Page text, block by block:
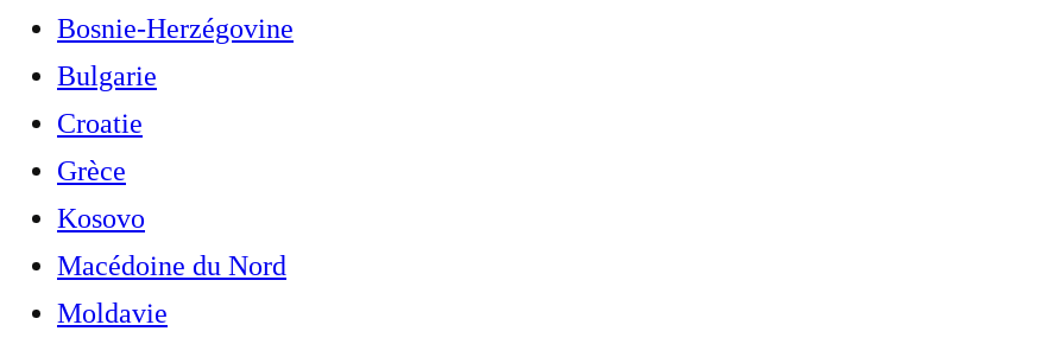
Bosnie-Herzégovine
Bulgarie
Croatie
Grèce
Kosovo
Macédoine du Nord
Moldavie